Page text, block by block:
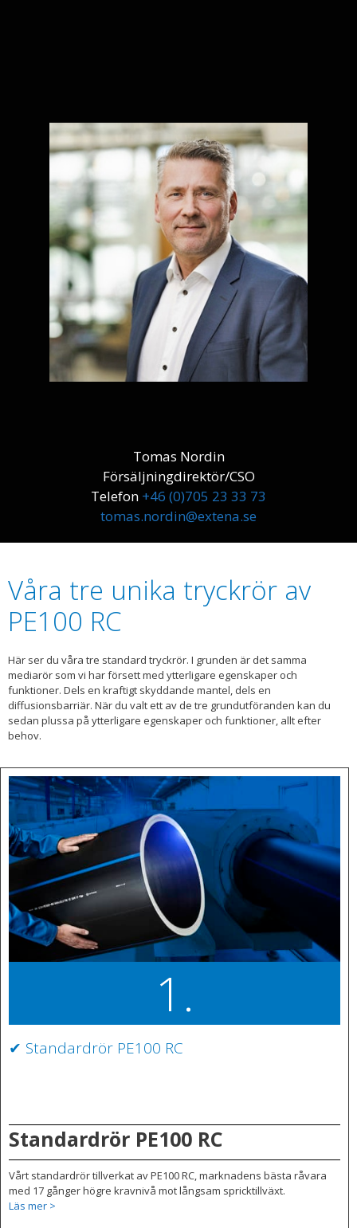
Tomas Nordin
Försäljningdirektör/CSO
Telefon +46 (0)705 23 33 73
tomas.nordin@extena.se
Våra tre unika tryckrör av
PE100 RC
Här ser du våra tre standard tryckrör. I grunden är det samma
mediarör som vi har försett med ytterligare egenskaper och
funktioner. Dels en kraftigt skyddande mantel, dels en
diffusionsbarriär. När du valt ett av de tre grundutföranden kan du
sedan plussa på ytterligare egenskaper och funktioner, allt efter
behov.
1.
✔ Standardrör PE100 RC
Standardrör PE100 RC
Vårt standardrör tillverkat av PE100 RC, marknadens bästa råvara
med 17 gånger högre kravnivå mot långsam spricktillväxt.
Läs mer >